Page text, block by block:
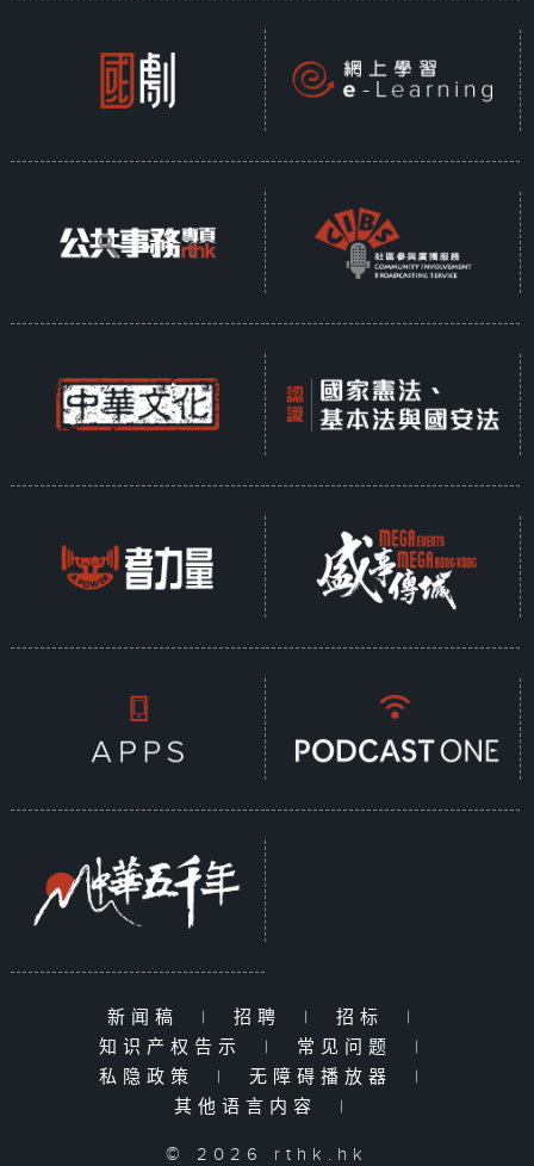
新闻稿 | 招聘 | 招标
|
知识产权告示
| 常见问题
|
私隐政策
| 无障碍播放器
|
其他语言内容
|
© 2026 rthk.hk